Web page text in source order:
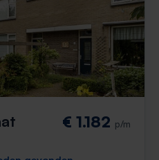
€ 1.182 p/m